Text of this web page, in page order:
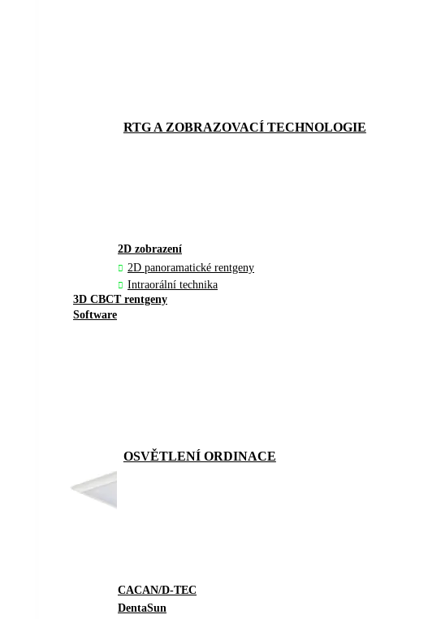
RTG A ZOBRAZOVACÍ TECHNOLOGIE
2D zobrazení
2D panoramatické rentgeny
Intraorální technika
3D CBCT rentgeny
Software
OSVĚTLENÍ ORDINACE
CACAN/D-TEC
DentaSun